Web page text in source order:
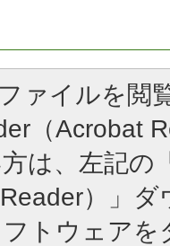
ァイルを閲
（Acrobat
は、左記の
）」
トウェア